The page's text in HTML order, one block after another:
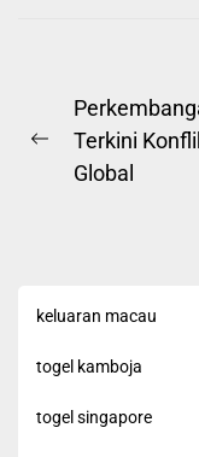
Post
navigation
Previous
Terkini
Global
keluaran macau
togel kamboja
togel singapore